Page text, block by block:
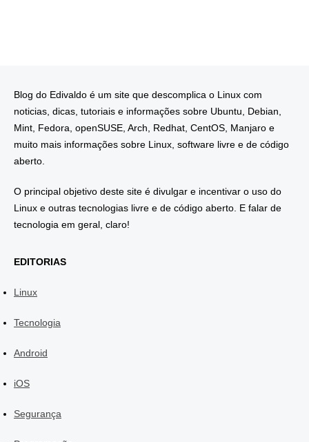
Blog do Edivaldo é um site que descomplica o Linux com
noticias, dicas, tutoriais e informações sobre Ubuntu, Debian,
Mint, Fedora, openSUSE, Arch, Redhat, CentOS, Manjaro e
muito mais informações sobre Linux, software livre e de código
aberto.
O principal objetivo deste site é divulgar e incentivar o uso do
Linux e outras tecnologias livre e de código aberto. E falar de
tecnologia em geral, claro!
EDITORIAS
Linux
Tecnologia
Android
iOS
Segurança